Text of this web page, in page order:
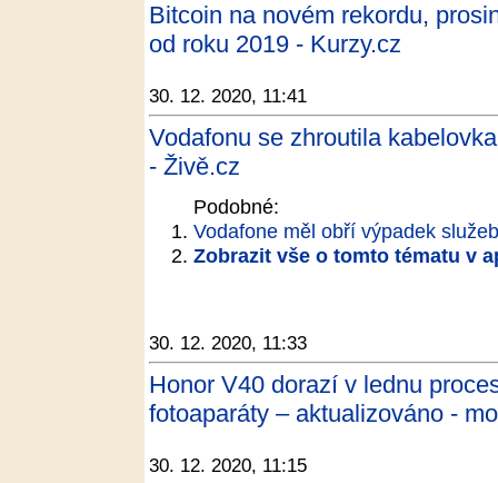
Bitcoin na novém rekordu,
od roku 2019 - Kurzy.cz
30. 12. 2020, 11:41
Vodafonu se zhroutila
- Živě.cz
Podobné:
Vodafone měl obří výpadek
Zobrazit vše o tomto tématu v
30. 12. 2020, 11:33
Honor V40 dorazí v lednu
fotoaparáty – aktualizováno -
30. 12. 2020, 11:15